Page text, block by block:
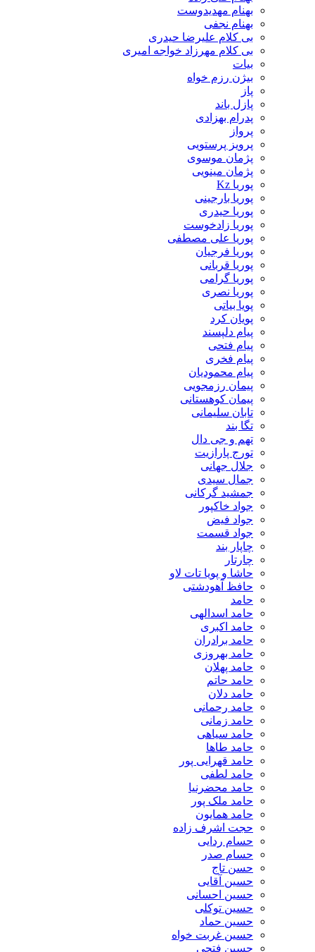
بهنام مهدیدوست
بهنام نجفی
بی کلام علیرضا حیدری
بی کلام مهرزاد خواجه امیری
بیات
بیژن رزم خواه
پاز
پازل باند
پدرام بهزادی
پرواز
پرویز پرستویی
پژمان موسوی
پژمان مینویی
پوریا Kz
پوریا بارجینی
پوریا حیدری
پوریا زادخوست
پوریا علی مصطفی
پوریا فرجیان
پوریا قربانی
پوریا گرامی
پوریا نصری
پویا بیاتی
پویان کرد
پیام دلپسند
پیام فتحی
پیام فخری
پیام محمودیان
پیمان رزمجویی
پیمان کوهستانی
تابان سلیمانی
تگا بند
تهم و جی دال
تورج پارازیت
جلال جهانی
جمال سیدی
جمشید گرکانی
جواد خاکپور
جواد فیض
جواد قسمت
چاپار بند
چارتار
حاشا و پویا تات لاو
حافظ آهودشتی
حامد
حامد اسدالهی
حامد اکبری
حامد برادران
حامد بهروزی
حامد پهلان
حامد حاتم
حامد دلان
حامد رحمانی
حامد زمانی
حامد سیاهی
حامد طاها
حامد قهرایی پور
حامد لطفی
حامد محضرنیا
حامد ملک پور
حامد همایون
حجت اشرف زاده
حسام ردایی
حسام صدر
حسن تاج
حسین آقایی
حسین احسانی
حسین توکلی
حسین حماد
حسین غربت خواه
حسین فتحی